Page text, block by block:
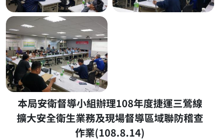
本局安衛督導小組辦理108年度捷運三鶯線
擴大安全衛生業務及現場督導區域聯防稽查
作業(108.8.14)